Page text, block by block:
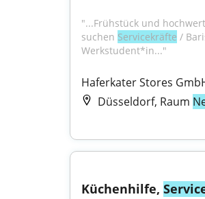
"...Frühstück und
suchen Servicekräfte /
Werkstudent*in..."
Haferkater Stores
Düsseldorf, Raum
Küchenhilfe,